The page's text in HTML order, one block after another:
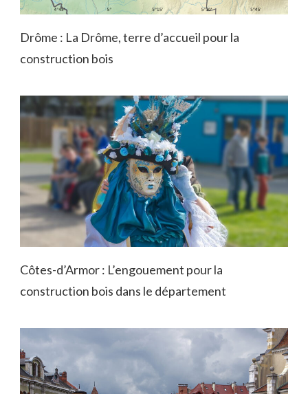
Drôme : La Drôme, terre d’accueil pour la
construction bois
Côtes-d’Armor : L’engouement pour la
construction bois dans le département